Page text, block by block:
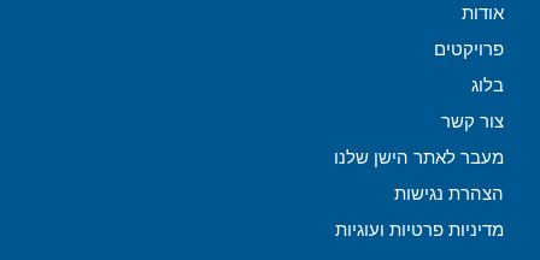
אודות
פרויקטים
בלוג
צור קשר
מעבר לאתר הישן שלנו
הצהרת נגישות
מדיניות פרטיות ועוגיות